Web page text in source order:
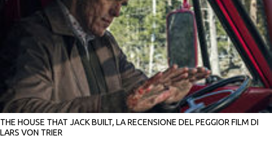
THE HOUSE THAT JACK BUILT, LA RECENSIONE DEL PEGGIOR FILM DI
LARS VON TRIER